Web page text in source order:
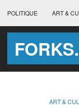
POLITIQUE ART &
ART &